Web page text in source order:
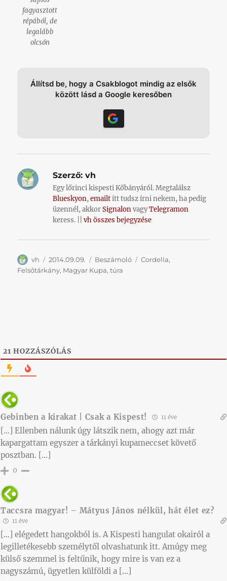
fagyasztott
répából, de
legalább
olcsón
Állítsd be, hogy a Csakblogot mindig az elsők
között lásd a Google keresőben
Szerző: vh
Egy lőrinci kispesti Kőbányáról. Megtalálsz
Blueskyon,emailtitt tudsz írni nekem, ha pedig
üzennél, akkorSignalonvagyTelegramon
keress. ||vh összes bejegyzése
Szerző
vh Közzétéve
2014.09.09. Kategória
Beszámoló Címke
Cordella,
Felsőtárkány, Magyar Kupa,túra
21 HOZZÁSZÓLÁS
Gebinben a kirakat | Csak a Kispest! 11 éve
[…] Ellenben nálunk úgy látszik nem, ahogy azt már
kapargattam egyszer a tárkányi kupameccset követő
posztban. […]
0
Taccsra magyar! – Mátyus János nélkül, hát élet ez?
11 éve
[…] elégedett hangokból is. A Kispesti hangulat okairól a
legilletékesebb személytől olvashatunk itt. Amúgy meg
külső szemmel is feltűnik, hogy mire is van ez a
nagyszámú, ügyetlen külföldi a […]